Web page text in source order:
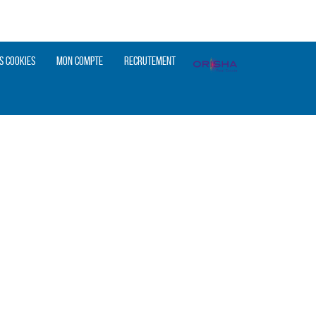
cookies Mon compte Recrutement